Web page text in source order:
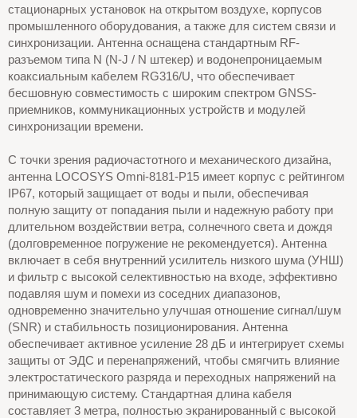
стационарных установок на открытом воздухе, корпусов
промышленного оборудования, а также для систем связи и
синхронизации. Антенна оснащена стандартным RF-
разъемом типа N (N-J / N штекер) и водонепроницаемым
коаксиальным кабелем RG316/U, что обеспечивает
бесшовную совместимость с широким спектром GNSS-
приемников, коммуникационных устройств и модулей
синхронизации времени.
С точки зрения радиочастотного и механического дизайна,
антенна LOCOSYS Omni-8181-P15 имеет корпус с рейтингом
IP67, который защищает от воды и пыли, обеспечивая
полную защиту от попадания пыли и надежную работу при
длительном воздействии ветра, солнечного света и дождя
(долговременное погружение не рекомендуется). Антенна
включает в себя внутренний усилитель низкого шума (УНШ)
и фильтр с высокой селективностью на входе, эффективно
подавляя шум и помехи из соседних диапазонов,
одновременно значительно улучшая отношение сигнал/шум
(SNR) и стабильность позиционирования. Антенна
обеспечивает активное усиление 28 дБ и интегрирует схемы
защиты от ЭДС и перенапряжений, чтобы смягчить влияние
электростатического разряда и переходных напряжений на
принимающую систему. Стандартная длина кабеля
составляет 3 метра, полностью экранированный с высокой